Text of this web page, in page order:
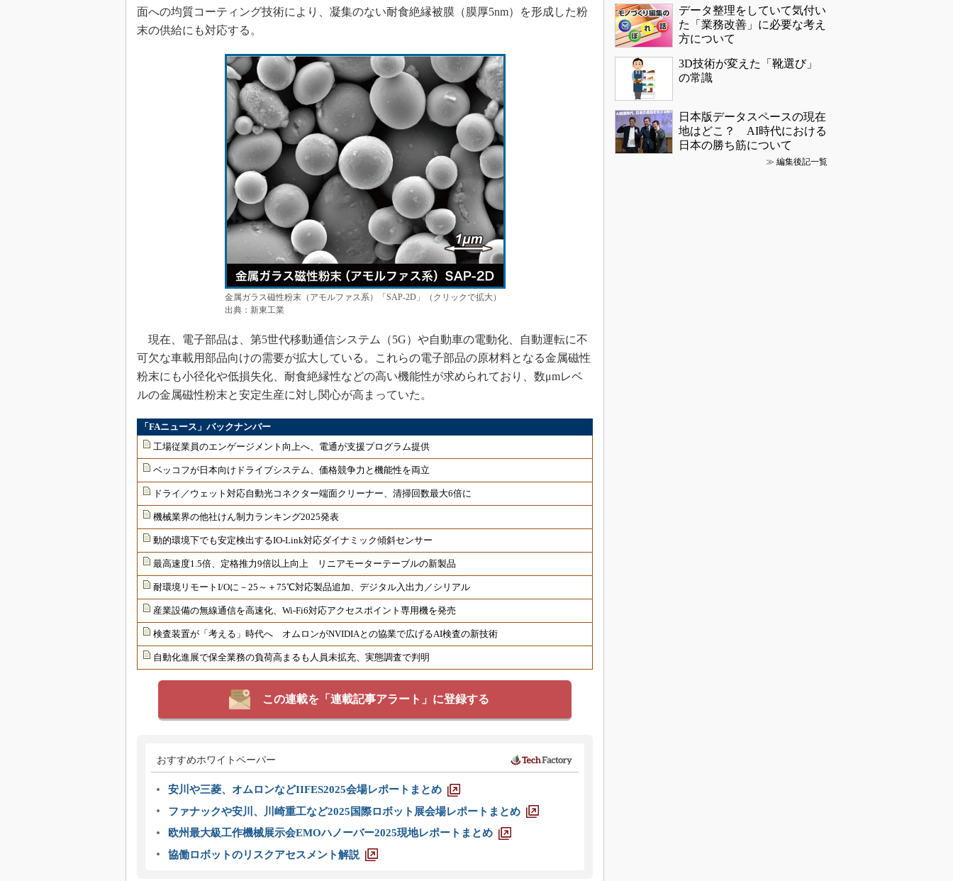
面への均質コーティング技術により、凝集のない耐食絶縁被膜（膜厚5nm）を形成した粉
末の供給にも対応する。
金属ガラス磁性粉末（アモルファス系）「SAP-2D」（クリックで拡大）
出典：新東工業
現在、電子部品は、第5世代移動通信システム（5G）や自動車の電動化、自動運転に不
可欠な車載用部品向けの需要が拡大している。これらの電子部品の原材料となる金属磁性
粉末にも小径化や低損失化、耐食絶縁性などの高い機能性が求められており、数μmレベ
ルの金属磁性粉末と安定生産に対し関心が高まっていた。
「FAニュース」バックナンバー
工場従業員のエンゲージメント向上へ、電通が支援プログラム提供
ベッコフが日本向けドライブシステム、価格競争力と機能性を両立
ドライ／ウェット対応自動光コネクター端面クリーナー、清掃回数最大6倍に
機械業界の他社けん制力ランキング2025発表
動的環境下でも安定検出するIO-Link対応ダイナミック傾斜センサー
最高速度1.5倍、定格推力9倍以上向上 リニアモーターテーブルの新製品
耐環境リモートI/Oに－25～＋75℃対応製品追加、デジタル入出力／シリアル
産業設備の無線通信を高速化、Wi-Fi6対応アクセスポイント専用機を発売
検査装置が「考える」時代へ オムロンがNVIDIAとの協業で広げるAI検査の新技術
自動化進展で保全業務の負荷高まるも人員未拡充、実態調査で判明
この連載を「連載記事アラート」に登録する
おすすめホワイトペーパー
安川や三菱、オムロンなどIIFES2025会場レポートまとめ
ファナックや安川、川崎重工など2025国際ロボット展会場レポートまとめ
欧州最大級工作機械展示会EMOハノーバー2025現地レポートまとめ
協働ロボットのリスクアセスメント解説
データ整理をしていて気付い
た「業務改善」に必要な考え
方について
3D技術が変えた「靴選び」
の常識
日本版データスペースの現在
地はどこ？ AI時代における
日本の勝ち筋について
≫ 編集後記一覧